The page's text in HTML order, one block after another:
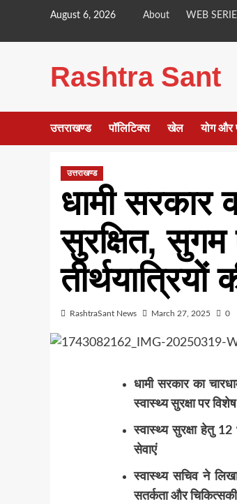
content
August 6, 2026 About WEB
Rashtra Sant
उत्तराखण्ड पॉलिटिक्स खेल योग और
उत्तराखण्ड
धामी सरकार
सुरक्षित,
RashtraSant News March 27, 2025 0
धामी सरकार का
स्वास्थ्य सुरक्षा पर
स्वास्थ्य सुरक्षा हेतु
सेवाएं
स्वास्थ्य सचिव ने
सतर्कता और